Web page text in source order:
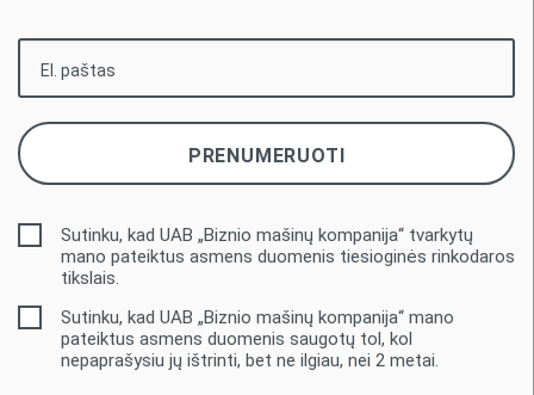
Sutinku, kad UAB „Biznio mašinų kompanija“ tvarkytų
mano pateiktus asmens duomenis tiesioginės rinkodaros
tikslais.
Sutinku, kad UAB „Biznio mašinų kompanija“ mano
pateiktus asmens duomenis saugotų tol, kol
nepaprašysiu jų ištrinti, bet ne ilgiau, nei 2 metai.